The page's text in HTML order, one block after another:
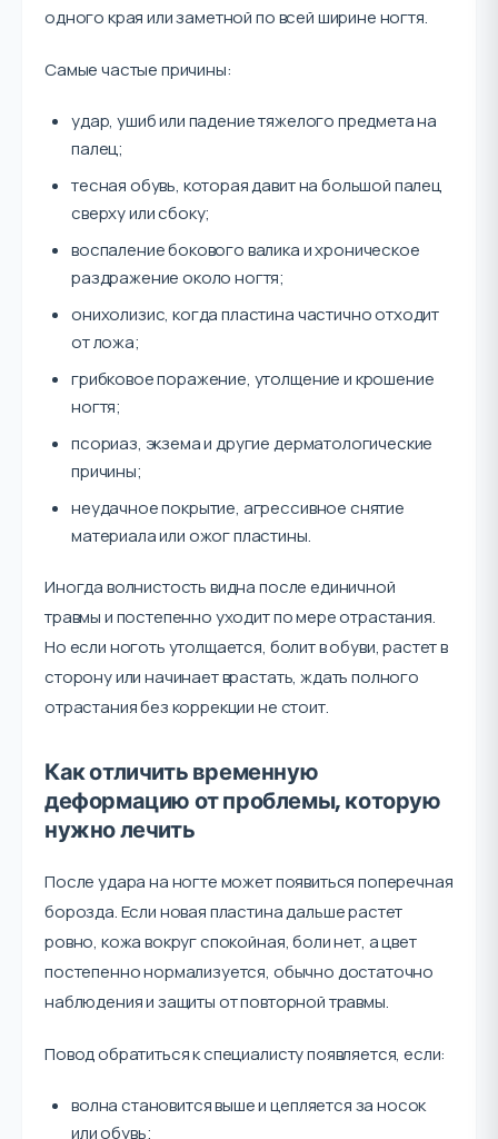
одного края или заметной по всей ширине ногтя.
Самые частые причины:
удар, ушиб или падение тяжелого предмета на
палец;
тесная обувь, которая давит на большой палец
сверху или сбоку;
воспаление бокового валика и хроническое
раздражение около ногтя;
онихолизис, когда пластина частично отходит
от ложа;
грибковое поражение, утолщение и крошение
ногтя;
псориаз, экзема и другие дерматологические
причины;
неудачное покрытие, агрессивное снятие
материала или ожог пластины.
Иногда волнистость видна после единичной
травмы и постепенно уходит по мере отрастания.
Но если ноготь утолщается, болит в обуви, растет в
сторону или начинает врастать, ждать полного
отрастания без коррекции не стоит.
Как отличить временную
деформацию от проблемы, которую
нужно лечить
После удара на ногте может появиться поперечная
борозда. Если новая пластина дальше растет
ровно, кожа вокруг спокойная, боли нет, а цвет
постепенно нормализуется, обычно достаточно
наблюдения и защиты от повторной травмы.
Повод обратиться к специалисту появляется, если:
волна становится выше и цепляется за носок
или обувь;